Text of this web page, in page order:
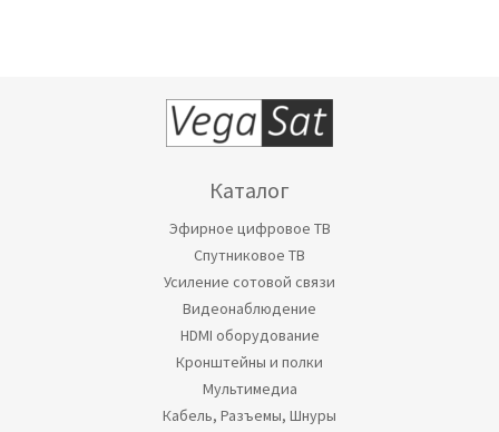
Каталог
Эфирное цифровое ТВ
Спутниковое ТВ
Усиление сотовой связи
Видеонаблюдение
HDMI оборудование
Кронштейны и полки
Мультимедиа
Кабель, Разъемы, Шнуры